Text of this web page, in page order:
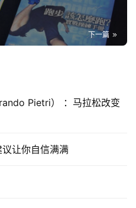
下一篇
Pietri） ：马拉松改变
让你自信满满